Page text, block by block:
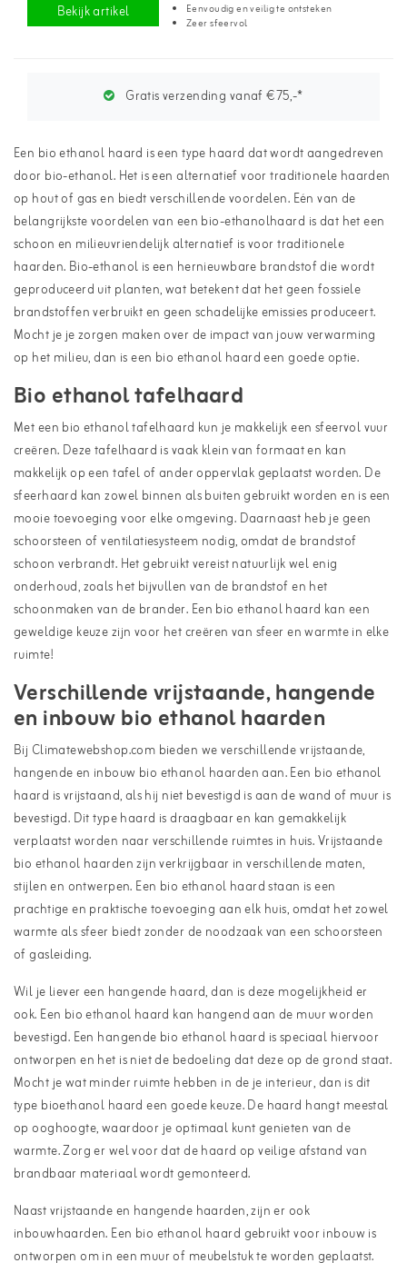
Bekijk artikel
Eenvoudig en veilig te ontsteken
Zeer sfeervol
Gratis verzending vanaf €75,-*
Een bio ethanol haard is een type haard dat wordt aangedreven
door bio-ethanol. Het is een alternatief voor traditionele haarden
op hout of gas en biedt verschillende voordelen. Eén van de
belangrijkste voordelen van een bio-ethanolhaard is dat het een
schoon en milieuvriendelijk alternatief is voor traditionele
haarden. Bio-ethanol is een hernieuwbare brandstof die wordt
geproduceerd uit planten, wat betekent dat het geen fossiele
brandstoffen verbruikt en geen schadelijke emissies produceert.
Mocht je je zorgen maken over de impact van jouw verwarming
op het milieu, dan is een bio ethanol haard een goede optie.
Bio ethanol tafelhaard
Met een bio ethanol tafelhaard kun je makkelijk een sfeervol vuur
creëren. Deze tafelhaard is vaak klein van formaat en kan
makkelijk op een tafel of ander oppervlak geplaatst worden. De
sfeerhaard kan zowel binnen als buiten gebruikt worden en is een
mooie toevoeging voor elke omgeving. Daarnaast heb je geen
schoorsteen of ventilatiesysteem nodig, omdat de brandstof
schoon verbrandt. Het gebruikt vereist natuurlijk wel enig
onderhoud, zoals het bijvullen van de brandstof en het
schoonmaken van de brander. Een bio ethanol haard kan een
geweldige keuze zijn voor het creëren van sfeer en warmte in elke
ruimte!
Verschillende vrijstaande, hangende
en inbouw bio ethanol haarden
Bij Climatewebshop.com bieden we verschillende vrijstaande,
hangende en inbouw bio ethanol haarden aan. Een bio ethanol
haard is vrijstaand, als hij niet bevestigd is aan de wand of muur is
bevestigd. Dit type haard is draagbaar en kan gemakkelijk
verplaatst worden naar verschillende ruimtes in huis. Vrijstaande
bio ethanol haarden zijn verkrijgbaar in verschillende maten,
stijlen en ontwerpen. Een bio ethanol haard staan is een
prachtige en praktische toevoeging aan elk huis, omdat het zowel
warmte als sfeer biedt zonder de noodzaak van een schoorsteen
of gasleiding.
Wil je liever een hangende haard, dan is deze mogelijkheid er
ook. Een bio ethanol haard kan hangend aan de muur worden
bevestigd. Een hangende bio ethanol haard is speciaal hiervoor
ontworpen en het is niet de bedoeling dat deze op de grond staat.
Mocht je wat minder ruimte hebben in de je interieur, dan is dit
type bioethanol haard een goede keuze. De haard hangt meestal
op ooghoogte, waardoor je optimaal kunt genieten van de
warmte. Zorg er wel voor dat de haard op veilige afstand van
brandbaar materiaal wordt gemonteerd.
Naast vrijstaande en hangende haarden, zijn er ook
inbouwhaarden. Een bio ethanol haard gebruikt voor inbouw is
ontworpen om in een muur of meubelstuk te worden geplaatst.